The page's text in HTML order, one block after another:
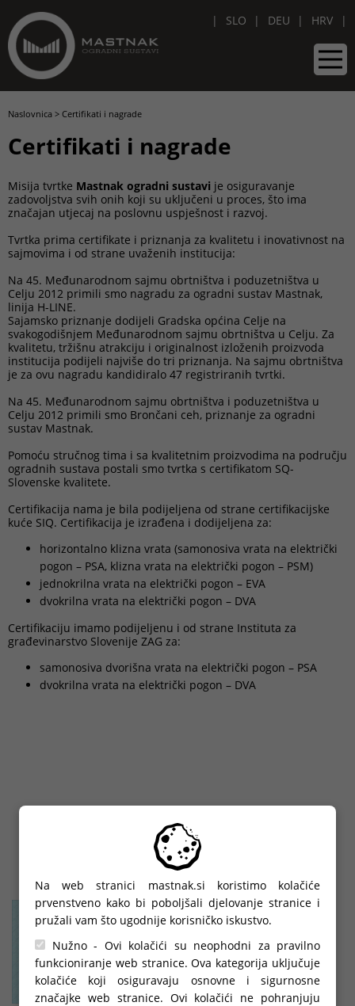
Na web stranici mastnak.si koristimo kolačiće
prvenstveno kako bi poboljšali djelovanje stranice i
pružali vam što ugodnije korisničko iskustvo.
Nužno - Ovi kolačići su neophodni za pravilno
funkcioniranje web stranice. Ova kategorija uključuje
kolačiće koji osiguravaju osnovne i sigurnosne
značajke web stranice. Ovi kolačići ne pohranjuju
SLO DEU HRV
Naslovnica > Certifikati i nagrade
Certifikati i nagrade
Misija tvrtke Mastnak ogradni sustavi je osiguravanje
zadovoljstva svih onih koji su uključeni u proces, što ima
značajan utjecaj na poslovnu uspješnost i razvoj.
Tvrtka prima certifikate i priznanja za kvalitetu i inovativnost na
sajmovima i od strane uvaženih institucija:
Na 45. Međunarodnom sajmu obrtništva i poduzetništva u
Celju 2012 primili smo nagradu za ogradni sustav Mastnak,
linija H-LINE.
Sajamsko priznanje dodijeli Gradska općina Celje na
svakogodišnjem Međunarodnom sajmu obrtništva u Celju. Za
kvalitetu, tržišnu atrakciju i originalnost izloženih proizvoda
institucija podijeli najviše do tri priznanja. Na sajmu obrtništva
je za ovu nagradu kandidiralo 47 registriranih tvrtki.
Na 45. Međunarodnom sajmu obrtništva i poduzetništva u
Celju 2012 primili smo Brončani ceh, priznanje za ogradni
sustav Mastnak.
Pomoću stručnog tima i sa kvalitetnim proizvodima na području
ogradnih sustava postali smo tvrtka s certifikatom SQ-
Slovenske kvalitete.
Certifikacija nama je bila podijeljena od strane certifikacijske
kuće SIQ. Certifikacija je izrađena i dodijeljena za:
horizontalno klizna vrata (samonosiva vrata na električki
pogon – PSA, klizna vrata na električki pogon – PSM)
jednokrilna vrata na električki pogon – EVA
dvokrilna vrata na električki pogon – DVA
Certifikaciju imamo podijeljenu i od strane Instituta za
građevinarstvo Slovenije ZAG za:
samonosiva dvorišna vrata na električki pogon – PSA
dvokrilna vrata na električki pogon – DVA